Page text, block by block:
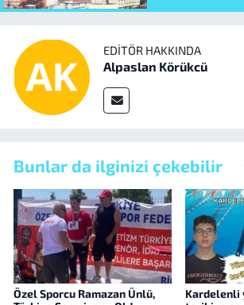
EDITÖR HAKKINDA
Alpaslan Körükcü
Bunlar da ilginizi çekebilir
Özel Sporcu Ramazan Ünlü,
Kardelenli